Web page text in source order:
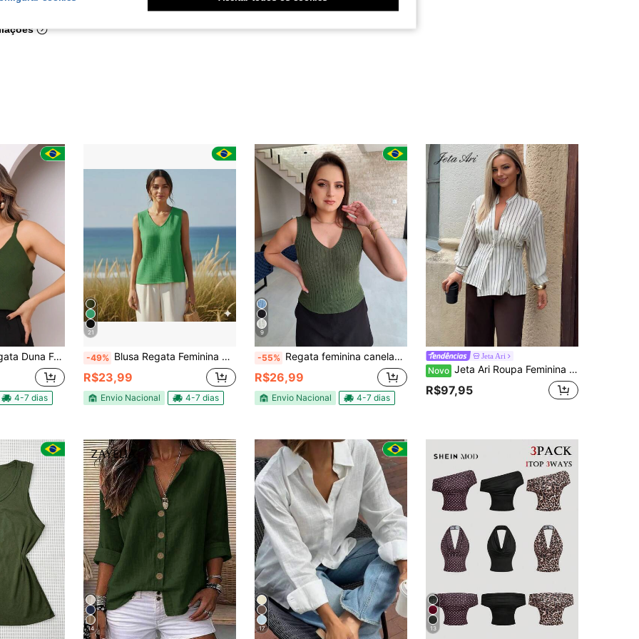
alça de ombro especial
4-7 dias
21
-49% Blusa Regata Feminina Com Al;a Larga Tecido Duna
R$23,99
Envio Nacional 4-7 dias
9
-55% Regata feminina canelada decote v básica
R$26,99
Envio Nacional 4-7 dias
Jeta Ari
Novo Jeta Ari Roupa Feminina de Inverno, Camisa Listrada, Camisa Feminina de Manga Longa com Decote em V na Cintura, Bege, Top Tunica, Essencial Effortlesschic, Simples, Roupa Feminina para Negócios, Lazer Diário
R$97,95
14 17 13